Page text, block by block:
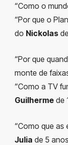
“Como o
“Por que o
do Nickolas
“Por que
monte de
“Como a TV
Guilherme de
“Como que as
Julia de 5 anos